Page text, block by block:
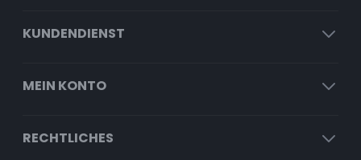
KUNDENDIENST
MEIN KONTO
RECHTLICHES